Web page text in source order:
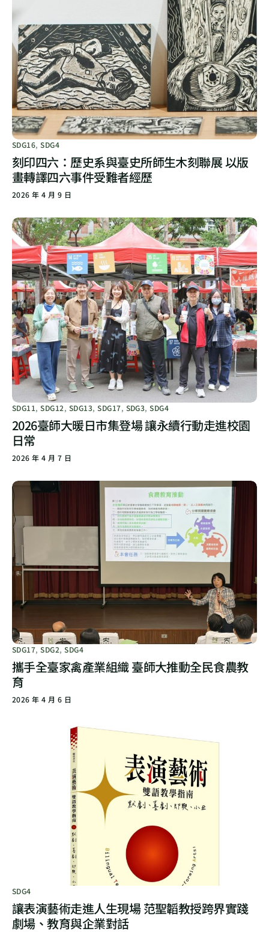
SDG16,SDG4
刻印四六：歷史系與臺史所師生木刻聯展 以版
畫轉譯四六事件受難者經歷
2026 年 4 月 9 日
SDG11,SDG12, SDG13,SDG17, SDG3,SDG4
2026臺師大暖日市集登場 讓永續行動走進校園
日常
2026 年 4 月 7 日
SDG17,SDG2,SDG4
攜手全臺家禽產業組織 臺師大推動全民食農教
育
2026 年 4 月 6 日
SDG4
讓表演藝術走進人生現場 范聖韜教授跨界實踐
劇場、教育與企業對話